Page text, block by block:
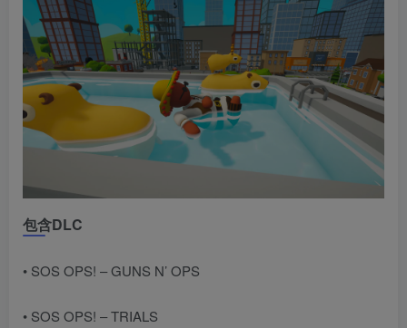
包含DLC
• SOS OPS! – GUNS N’ OPS
• SOS OPS! – TRIALS